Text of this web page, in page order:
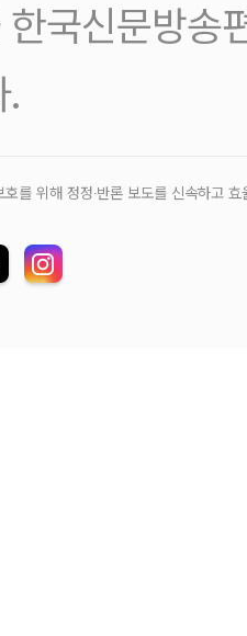
국신문방송
.
를 위해 정정‧반론 보도를 신속하고